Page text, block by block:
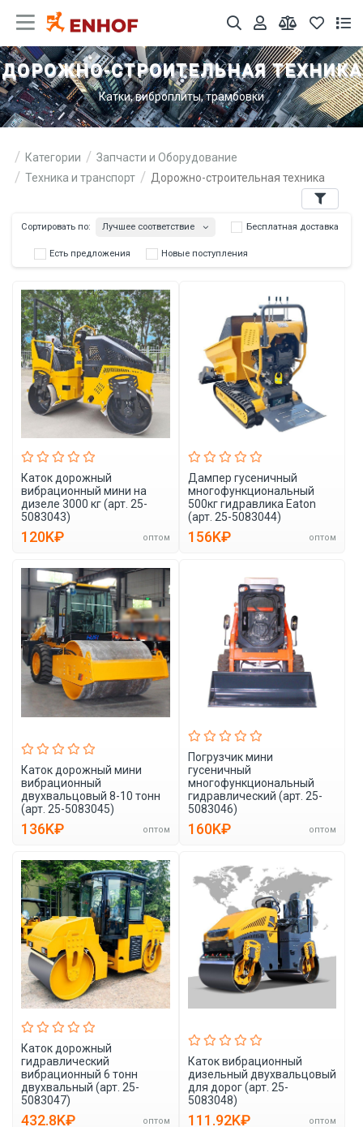
ДОРОЖНО-СТРОИТЕЛЬНАЯ ТЕХНИКА
Катки, виброплиты, трамбовки
Категории
Запчасти и Оборудование
Техника и транспорт
Дорожно-строительная техника
Фильтры
Есть предложения Новые поступления
Каток дорожный
вибрационный мини на
дизеле 3000 кг (арт. 25-
5083043)
120K₽ оптом
Дампер гусеничный
многофункциональный
500кг гидравлика Eaton
(арт. 25-5083044)
156K₽ оптом
Каток дорожный мини
вибрационный
двухвальцовый 8-10 тонн
(арт. 25-5083045)
136K₽ оптом
Погрузчик мини
гусеничный
многофункциональный
гидравлический (арт. 25-
5083046)
160K₽ оптом
Каток дорожный
гидравлический
вибрационный 6 тонн
двухвальный (арт. 25-
5083047)
432.8K₽ оптом
Каток вибрационный
дизельный двухвальцовый
для дорог (арт. 25-
5083048)
111.92K₽ оптом